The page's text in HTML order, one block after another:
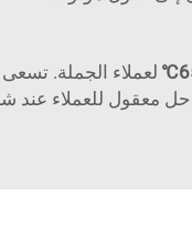
لعملاء الجملة.
حل معقول للعملاء عند